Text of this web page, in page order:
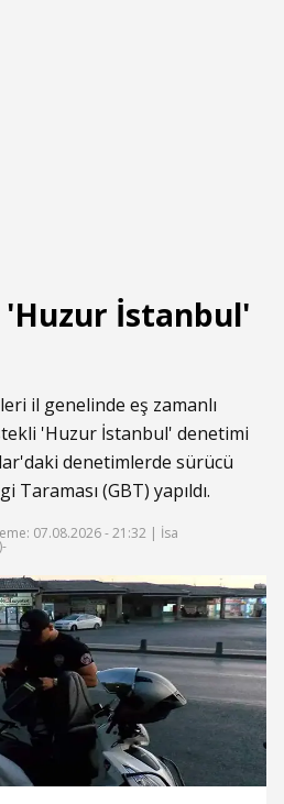
İstanbul'
il genelinde eş zamanlı
'Huzur İstanbul' denetimi
denetimlerde sürücü
Taraması (GBT) yapıldı.
07.08.2026 - 21:32 | İsa